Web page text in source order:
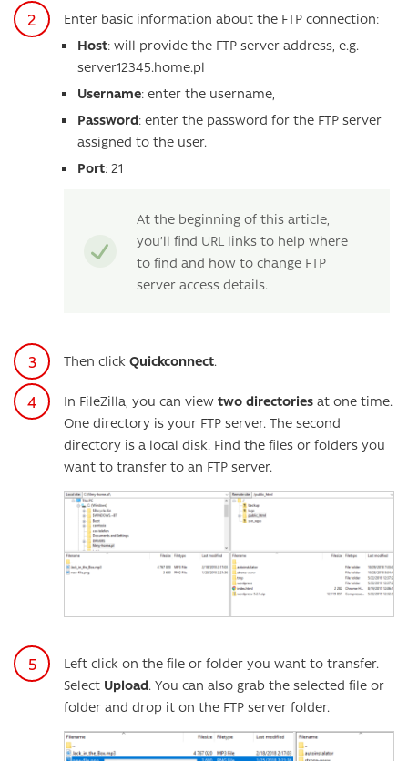
Enter basic information about the FTP connection:
Host: will provide the FTP server address, e.g.
server12345.home.pl
Username: enter the username,
Password: enter the password for the FTP server
assigned to the user.
Port: 21
At the beginning of this article,
you’ll find URL links to help where
to find and how to change FTP
server access details.
Then click Quickconnect.
In FileZilla, you can view two directories at one time.
One directory is your FTP server. The second
directory is a local disk. Find the files or folders you
want to transfer to an FTP server.
Left click on the file or folder you want to transfer.
Select Upload. You can also grab the selected file or
folder and drop it on the FTP server folder.